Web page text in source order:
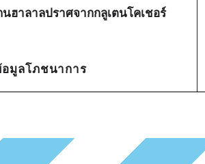
นฮาลาลปราศจากกลูเตนโคเชอร์
มูลโภชนาการ